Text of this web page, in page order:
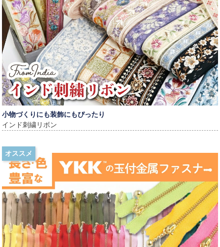
小物づくりにも装飾にもぴったり
インド刺繍リボン
オススメ